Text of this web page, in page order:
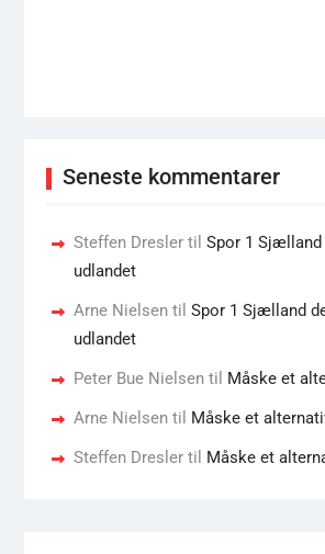
Seneste kommentarer
Steffen Dreslertil Spor 1 Sjælland
udlandet
Arne Nielsentil Spor 1 Sjælland
udlandet
Peter Bue Nielsentil Måske et
Arne Nielsentil Måske et
Steffen Dreslertil Måske et